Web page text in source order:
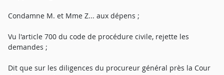
Condamne M. et Mme Z... aux dépens ;
Vu l'article 700 du code de procédure civile, rejette les
demandes ;
Dit que sur les diligences du procureur général près la Cour